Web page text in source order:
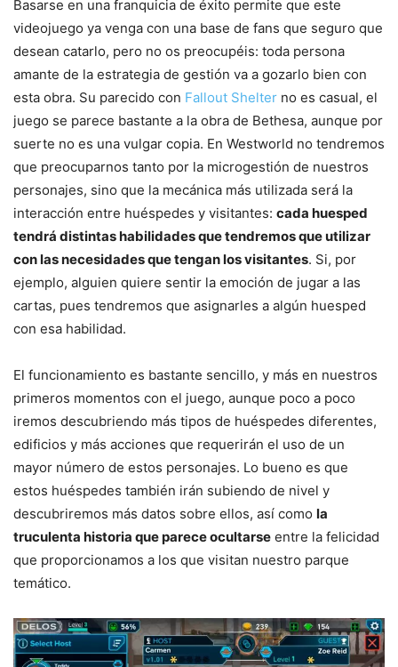
Basarse en una franquicia de éxito permite que este
videojuego ya venga con una base de fans que seguro que
desean catarlo, pero no os preocupéis: toda persona
amante de la estrategia de gestión va a gozarlo bien con
esta obra. Su parecido con Fallout Shelter no es casual, el
juego se parece bastante a la obra de Bethesa, aunque por
suerte no es una vulgar copia. En Westworld no tendremos
que preocuparnos tanto por la microgestión de nuestros
personajes, sino que la mecánica más utilizada será la
interacción entre huéspedes y visitantes: cada huesped
tendrá distintas habilidades que tendremos que utilizar
con las necesidades que tengan los visitantes. Si, por
ejemplo, alguien quiere sentir la emoción de jugar a las
cartas, pues tendremos que asignarles a algún huesped
con esa habilidad.
El funcionamiento es bastante sencillo, y más en nuestros
primeros momentos con el juego, aunque poco a poco
iremos descubriendo más tipos de huéspedes diferentes,
edificios y más acciones que requerirán el uso de un
mayor número de estos personajes. Lo bueno es que
estos huéspedes también irán subiendo de nivel y
descubriremos más datos sobre ellos, así como la
truculenta historia que parece ocultarse entre la felicidad
que proporcionamos a los que visitan nuestro parque
temático.